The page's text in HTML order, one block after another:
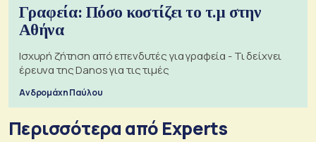
Γραφεία: Πόσο κοστίζει το τ.μ στην
Αθήνα
Ισχυρή ζήτηση από επενδυτές για γραφεία - Τι δείχνει
έρευνα της Danos για τις τιμές
Ανδρομάχη Παύλου
Περισσότερα από Experts